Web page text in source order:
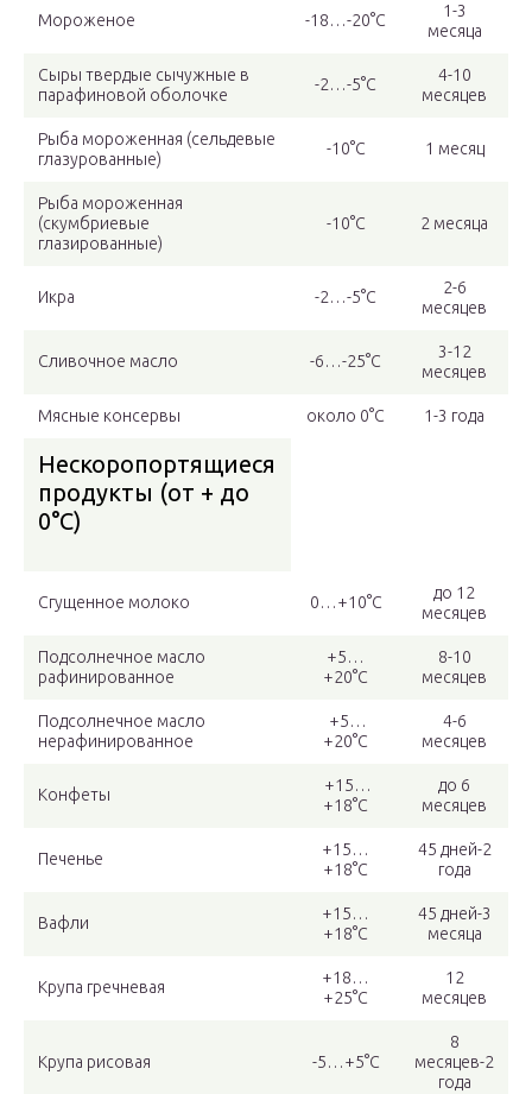
Мороженое -18…-20°С
1-3
месяца
Сыры твердые сычужные в
парафиновой оболочке
-2…-5°С
4-10
месяцев
Рыба мороженная (сельдевые
глазурованные)
-10°С 1 месяц
Рыба мороженная
(скумбриевые
глазированные)
-10°С 2 месяца
Икра -2…-5°С
2-6
месяцев
Сливочное масло -6…-25°С
3-12
месяцев
Мясные консервы около 0°С 1-3 года
Нескоропортящиеся
продукты (от + до
0°С)
Сгущенное молоко 0…+10°С
до 12
месяцев
Подсолнечное масло
рафинированное
+5…
+20°С
8-10
месяцев
Подсолнечное масло
нерафинированное
+5…
+20°С
4-6
месяцев
Конфеты
+15…
+18°С
до 6
месяцев
Печенье
+15…
+18°С
45 дней-2
года
Вафли
+15…
+18°С
45 дней-3
месяца
Крупа гречневая
+18…
+25°С
12
месяцев
Крупа рисовая -5…+5°С
8
месяцев-2
года